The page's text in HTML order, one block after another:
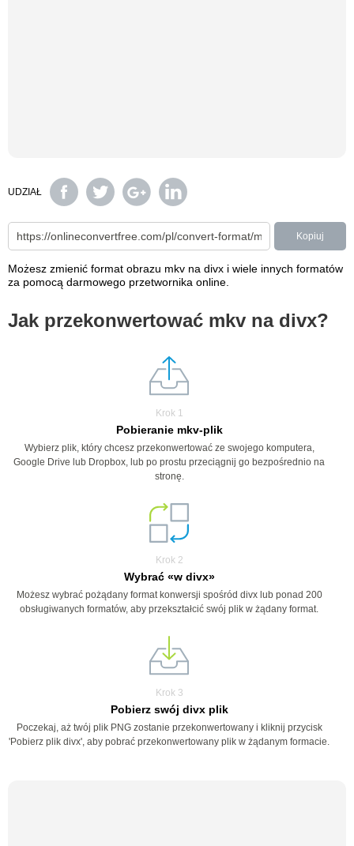
UDZIAŁ
Kopiuj
Możesz zmienić format obrazu mkv na divx i wiele innych formatów
za pomocą darmowego przetwornika online.
Jak przekonwertować mkv na divx?
Krok 1
Pobieranie mkv-plik
Wybierz plik, który chcesz przekonwertować ze swojego komputera,
Google Drive lub Dropbox, lub po prostu przeciągnij go bezpośrednio na
stronę.
Krok 2
Wybrać «w divx»
Możesz wybrać pożądany format konwersji spośród divx lub ponad 200
obsługiwanych formatów, aby przekształcić swój plik w żądany format.
Krok 3
Pobierz swój divx plik
Poczekaj, aż twój plik PNG zostanie przekonwertowany i kliknij przycisk
'Pobierz plik divx', aby pobrać przekonwertowany plik w żądanym formacie.